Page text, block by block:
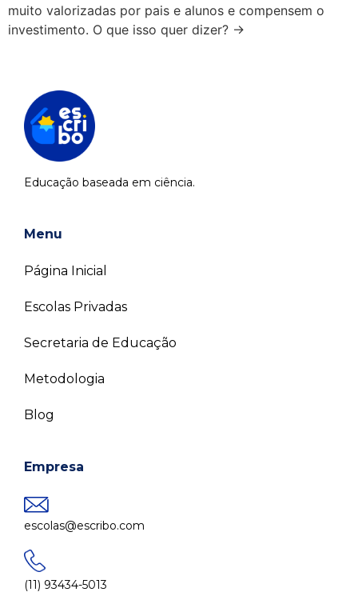
muito valorizadas por pais e alunos e compensem o
investimento. O que isso quer dizer? →
Educação baseada em ciência.
Menu
Página Inicial
Escolas Privadas
Secretaria de Educação
Metodologia
Blog
Empresa
escolas@escribo.com
(11) 93434-5013